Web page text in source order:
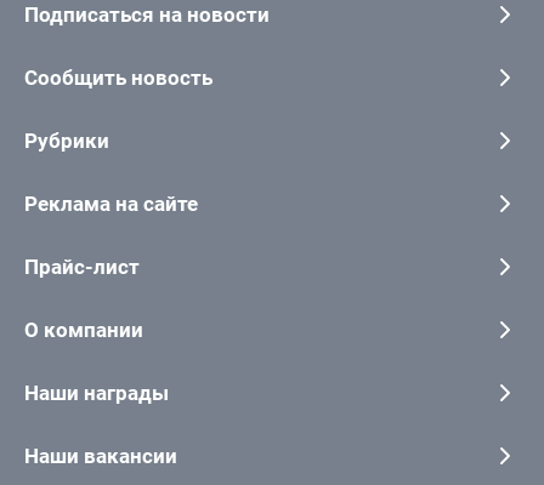
Подписаться на новости
Сообщить новость
Рубрики
Реклама на сайте
Прайс-лист
О компании
Наши награды
Наши вакансии